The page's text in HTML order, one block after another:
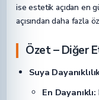
ise estetik açıdan en
açısından daha fazla
Özet – Diğer
Suya
En Dayanıklı: